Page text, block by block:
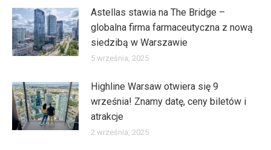
Astellas stawia na The Bridge –
globalna firma farmaceutyczna z nową
siedzibą w Warszawie
5 września, 2025
Highline Warsaw otwiera się 9
września! Znamy datę, ceny biletów i
atrakcje
2 września, 2025